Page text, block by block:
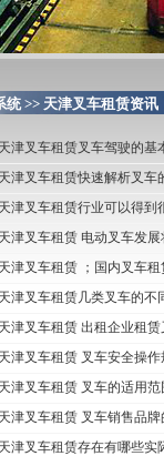
>> 天津叉车租赁资讯
天津叉车租赁叉车驾驶的基
天津叉车租赁快速解析叉车
天津叉车租赁行业可以得到
天津叉车租赁 电动叉车发
天津叉车租赁 ；国内叉车
天津叉车租赁几类叉车的不
天津叉车租赁 出租企业租
天津叉车租赁 叉车安全操
天津叉车租赁 叉车的适用范
天津叉车租赁 叉车销售品
天津叉车租赁存在有哪些实